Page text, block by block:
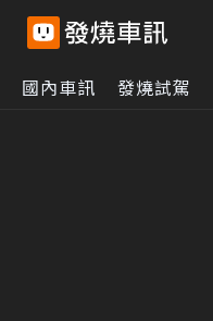
國內車訊 發燒試駕